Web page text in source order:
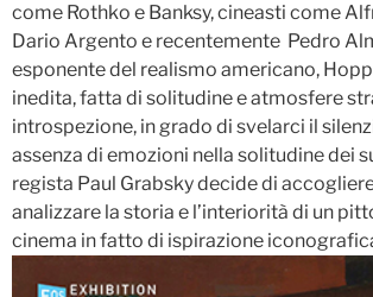
come Rothko e Banksy, cineasti come
Dario Argento e recentemente Pedro
esponente del realismo americano,
inedita, fatta di solitudine e atmosfere
introspezione, in grado di svelarci il
assenza di emozioni nella solitudine dei
regista Paul Grabsky decide di
analizzare la storia e l’interiorità di un
cinema in fatto di ispirazione